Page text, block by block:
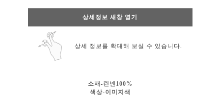
상세정보 새창 열기
상세 정보를 확대해 보실 수 있습니다.
소재-린넨100%
색상-이미지색